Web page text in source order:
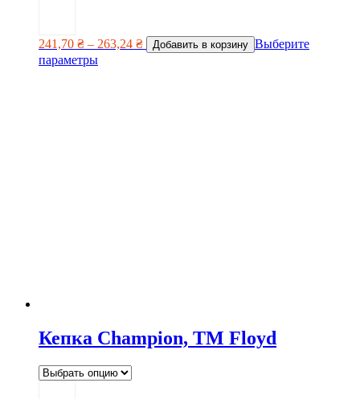
241,70 ₴ – 263,24 ₴ Добавить в корзину Выберите
параметры
Кепка Champion, TM Floyd